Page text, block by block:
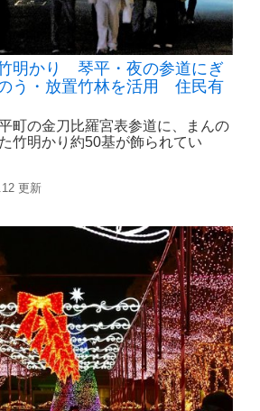
明かり 琴平・夜の参道にぎ
う・放置竹林を活用 住民有
町の金刀比羅宮表参道に、まんの
竹明かり約50基が飾られてい
更新